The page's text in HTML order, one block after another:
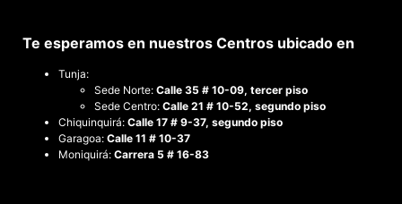
Te esperamos en nuestros Centros ubicado en
Tunja:
Sede Norte: Calle 35 # 10-09, tercer piso
Sede Centro: Calle 21 # 10-52, segundo piso
Chiquinquirá: Calle 17 # 9-37, segundo piso
Garagoa: Calle 11 # 10-37
Moniquirá: Carrera 5 # 16-83